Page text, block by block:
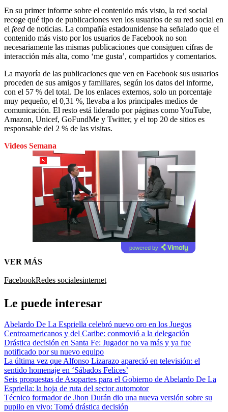
En su primer informe sobre el contenido más visto, la red social
recoge qué tipo de publicaciones ven los usuarios de su red social en
el feed de noticias. La compañía estadounidense ha señalado que el
contenido más visto por los usuarios de Facebook no son
necesariamente las mismas publicaciones que consiguen cifras de
interacción más alta, como ‘me gusta’, compartidos y comentarios.
La mayoría de las publicaciones que ven en Facebook sus usuarios
proceden de sus amigos y familiares, según los datos del informe,
con el 57 % del total. De los enlaces externos, solo un porcentaje
muy pequeño, el 0,31 %, llevaba a los principales medios de
comunicación. El resto está liderado por páginas como YouTube,
Amazon, Unicef, GoFundMe y Twitter, y el top 20 de sitios es
responsable del 2 % de las visitas.
Videos Semana
powered by
VER MÁS
FacebookRedes socialesinternet
Le puede interesar
Abelardo De La Espriella celebró nuevo oro en los Juegos
Centroamericanos y del Caribe: conmovió a la delegación
Drástica decisión en Santa Fe: Jugador no va más y ya fue
notificado por su nuevo equipo
La última vez que Alfonso Lizarazo apareció en televisión: el
sentido homenaje en ‘Sábados Felices’
Seis propuestas de Asopartes para el Gobierno de Abelardo De La
Espriella: la hoja de ruta del sector automotor
Técnico formador de Jhon Durán dio una nueva versión sobre su
pupilo en vivo: Tomó drástica decisión